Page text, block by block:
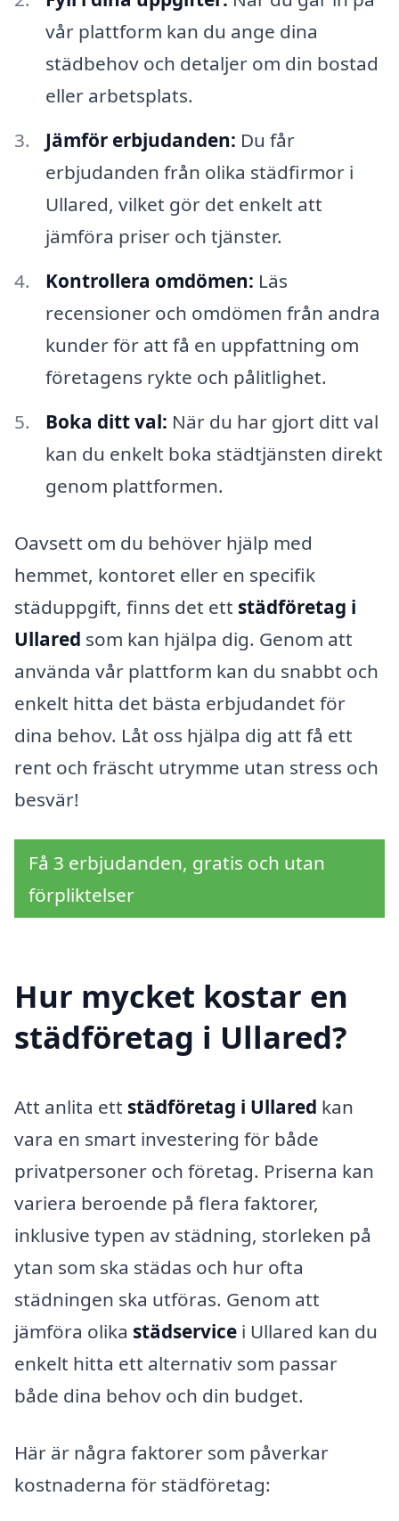
vår plattform kan du ange dina
städbehov och detaljer om din bostad
eller arbetsplats.
Jämför erbjudanden: Du får
erbjudanden från olika städfirmor i
Ullared, vilket gör det enkelt att
jämföra priser och tjänster.
Kontrollera omdömen: Läs
recensioner och omdömen från andra
kunder för att få en uppfattning om
företagens rykte och pålitlighet.
Boka ditt val: När du har gjort ditt val
kan du enkelt boka städtjänsten direkt
genom plattformen.
Oavsett om du behöver hjälp med
hemmet, kontoret eller en specifik
städuppgift, finns det ett städföretag i
Ullared som kan hjälpa dig. Genom att
använda vår plattform kan du snabbt och
enkelt hitta det bästa erbjudandet för
dina behov. Låt oss hjälpa dig att få ett
rent och fräscht utrymme utan stress och
besvär!
Få 3 erbjudanden, gratis och utan
förpliktelser
Hur mycket kostar en
städföretag i Ullared?
Att anlita ett städföretag i Ullared kan
vara en smart investering för både
privatpersoner och företag. Priserna kan
variera beroende på flera faktorer,
inklusive typen av städning, storleken på
ytan som ska städas och hur ofta
städningen ska utföras. Genom att
jämföra olika städservice i Ullared kan du
enkelt hitta ett alternativ som passar
både dina behov och din budget.
Här är några faktorer som påverkar
kostnaderna för städföretag: